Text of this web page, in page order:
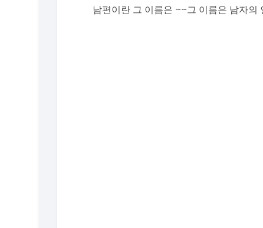
남편이란 그 이름은 ~~그 이름은 남자의